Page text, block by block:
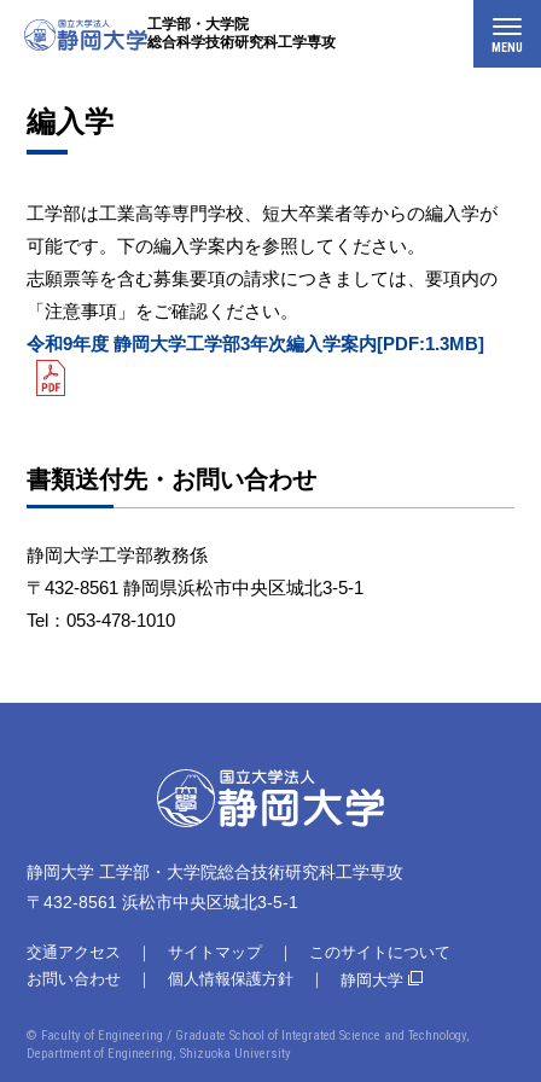
工学部・大学院
総合科学技術研究科工学専攻
MENU
編入学
工学部は工業高等専門学校、短大卒業者等からの編入学が
可能です。下の編入学案内を参照してください。
志願票等を含む募集要項の請求につきましては、要項内の
「注意事項」をご確認ください。
令和9年度 静岡大学工学部3年次編入学案内[PDF:1.3MB]
書類送付先・お問い合わせ
静岡大学工学部教務係
〒432-8561 静岡県浜松市中央区城北3-5-1
Tel：053-478-1010
静岡大学 工学部・大学院総合技術研究科工学専攻
〒432-8561 浜松市中央区城北3-5-1
交通アクセス サイトマップ
このサイトについて
お問い合わせ
個人情報保護方針 静岡大学
© Faculty of Engineering / Graduate School of Integrated Science and Technology,
Department of Engineering, Shizuoka University